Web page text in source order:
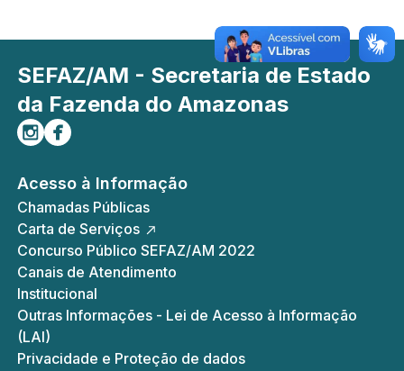
SEFAZ/AM - Secretaria de Estado
da Fazenda do Amazonas
Siga-nos no Instagram
Curta-nos no Facebook
Acesso à Informação
Chamadas Públicas
Carta de Serviços
Concurso Público SEFAZ/AM 2022
Canais de Atendimento
Institucional
Outras Informações - Lei de Acesso à Informação
(LAI)
Privacidade e Proteção de dados